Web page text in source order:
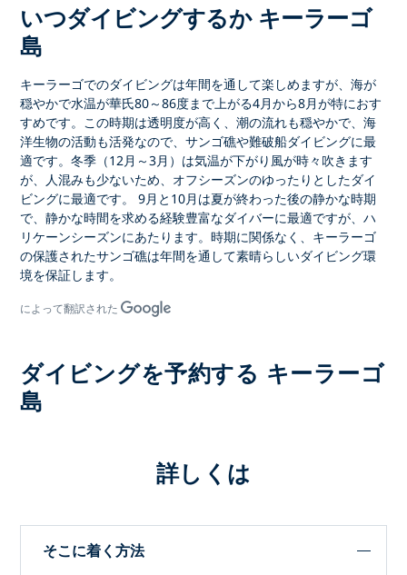
いつダイビングするか キーラーゴ
島
キーラーゴでのダイビングは年間を通して楽しめますが、海が
穏やかで水温が華氏80～86度まで上がる4月から8月が特におす
すめです。この時期は透明度が高く、潮の流れも穏やかで、海
洋生物の活動も活発なので 、サンゴ礁や難破船ダイビングに最
適です。冬季（12月～3月）は気温が下がり風が時々吹きます
が、人混みも少ないため、オフシーズンのゆったりとしたダイ
ビングに最適です。9月と10月は夏が終わった後の静かな時期
で、静かな時間を求める経験豊富なダイバーに最適ですが、ハ
リケーンシーズンにあたります。時期に関係なく、 キーラーゴ
の保護されたサンゴ礁は年間を通して素晴らしいダイビング環
境を保証します。
によって翻訳された
ダイビングを予約する キーラーゴ
島
詳しくは
そこに着く方法